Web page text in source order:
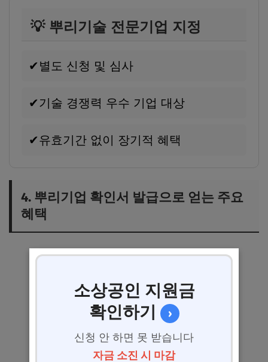
💡 뿌리기술 전문기업 지정
✔별도 신청 및 심사
✔기술 경쟁력 우수 기업 대상
✔유효기간 없이 장기적 혜택
4. 뿌리기업 확인서 발급으로 얻는 주요
혜택
소상공인 지원금
확인하기
›
신청 안 하면 못 받습니다
자금 소진 시 마감